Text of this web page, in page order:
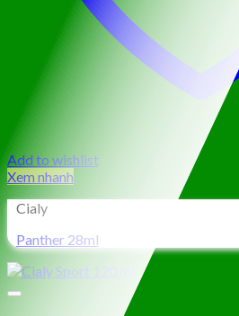
Add to wishlist
Xem nhanh
Cialy
Panther 28ml